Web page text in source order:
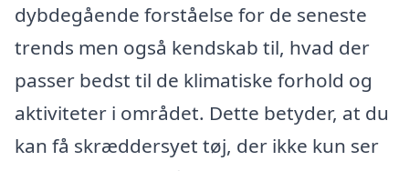
dybdegående forståelse for de seneste
trends men også kendskab til, hvad der
passer bedst til de klimatiske forhold og
aktiviteter i området. Dette betyder, at du
kan få skræddersyet tøj, der ikke kun ser